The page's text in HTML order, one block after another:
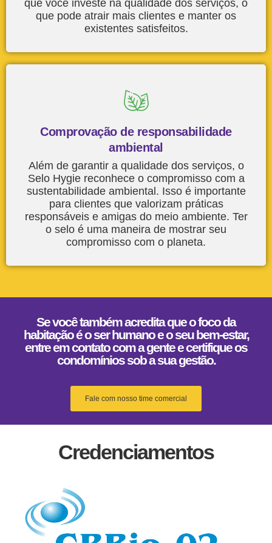
que você investe na qualidade dos serviços, o
que pode atrair mais clientes e manter os
existentes satisfeitos.
Comprovação de responsabilidade
ambiental
Além de garantir a qualidade dos serviços, o
Selo Hygie reconhece o compromisso com a
sustentabilidade ambiental. Isso é importante
para clientes que valorizam práticas
responsáveis e amigas do meio ambiente. Ter
o selo é uma maneira de mostrar seu
compromisso com o planeta.
Se você também acredita que o foco da
habitação é o ser humano e o seu bem-estar,
entre em contato com a gente e certifique os
condomínios sob a sua gestão.
Fale com nosso time comercial
Credenciamentos